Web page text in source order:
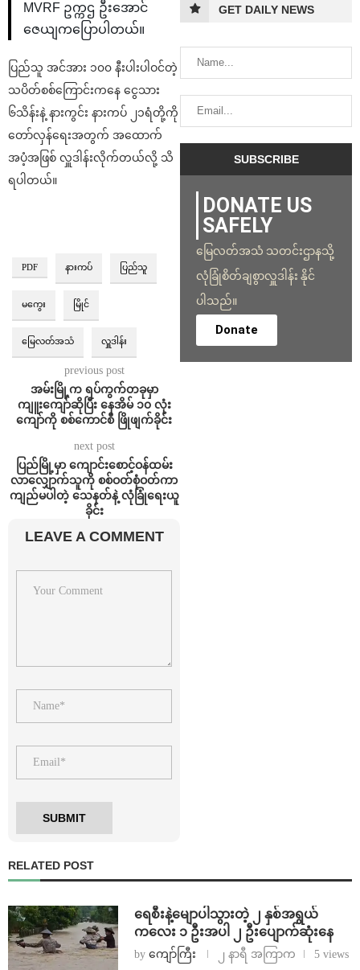
MVRF ဥက္ကဌ ဦးအောင်
ဇေယျကပြောပါတယ်။
ပြည်သူ အင်အား ၁၀၀ နီးပါးပါဝင်တဲ့
သပိတ်စစ်ကြောင်းကနေ ငွေသား
၆သိန်းနဲ့ နားကွင်း နားကပ် ၂၁ရံတို့ကို
တော်လှန်ရေးအတွက် အထောက်
အပံ့အဖြစ် လှူဒါန်းလိုက်တယ်လို့ သိ
ရပါတယ်။
PDF နားကပ် ပြည်သူ
မကွေး မြိုင်
မြေလတ်အသံ လှူဒါန်း
previous post
အမ်းမြို့က ရပ်ကွက်တခုမှာ
ကျူးကျော်ဆိုပြီး နေအိမ် ၁၀ လုံး
ကျော်ကို စစ်ကောင်စီ ဖြိုဖျက်ခိုင်း
next post
ပြည်မြို့မှာ ကျောင်းစောင့်ဝန်ထမ်း
လာလျှောက်သူကို စစ်ဝတ်စုံဝတ်ကာ
ကျည်မပါတဲ့ သေနတ်နဲ့ လုံခြုံရေးယူ
ခိုင်း
LEAVE A COMMENT
GET DAILY NEWS
DONATE US
SAFELY
မြေလတ်အသံ သတင်းဌာနသို့
လုံခြုံစိတ်ချစွာလှူဒါန်း နိုင်
ပါသည်။
Donate
RELATED POST
ရေစီးနဲ့မျောပါသွားတဲ့ ၂ နှစ်အရွယ်
ကလေး ၁ ဦးအပါ ၂ ဦးပျောက်ဆုံးနေ
by ကျော်ကြီး ၂ နာရီ အကြာက 5 views